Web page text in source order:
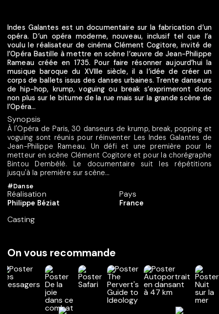
Indes Galantes est un documentaire sur la fabrication d’un
opéra. D’un opéra moderne, nouveau, inclusif tel que l’a
voulu le réalisateur de cinéma Clément Cogitore, invité de
l’Opéra Bastille à mettre en scène l’œuvre de Jean-Philippe
Rameau créée en 1735. Pour faire résonner aujourd’hui la
musique baroque du XVIIIe siècle, il a l’idée de créer un
corps de ballets issus des danses urbaines. Trente danseurs
de hip-hop, krump, voguing ou break s’exprimeront donc
non plus sur le bitume de la rue mais sur la grande scène de
l’Opéra...
Synopsis
À l'Opéra de Paris, 30 danseurs de krump, break, popping et
voguing sont réunis pour réinventer Les Indes Galantes de
Jean-Philippe Rameau. Un défi et une première pour le
metteur en scène Clément Cogitore et pour la chorégraphe
Bintou Dembélé. Le documentaire suit les répétitions
jusqu'à la première sur scène...
#Danse
Réalisation
Philippe Béziat
Casting
Pays
France
On vous recommande